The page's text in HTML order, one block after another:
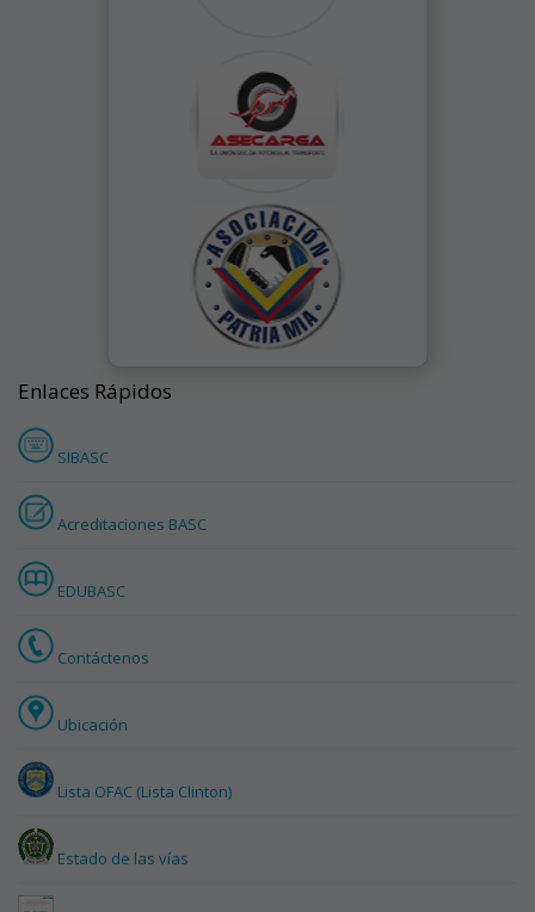
Enlaces Rápidos
SIBASC
Acreditaciones BASC
EDUBASC
Contáctenos
Ubicación
Lista OFAC (Lista Clinton)
Estado de las vías